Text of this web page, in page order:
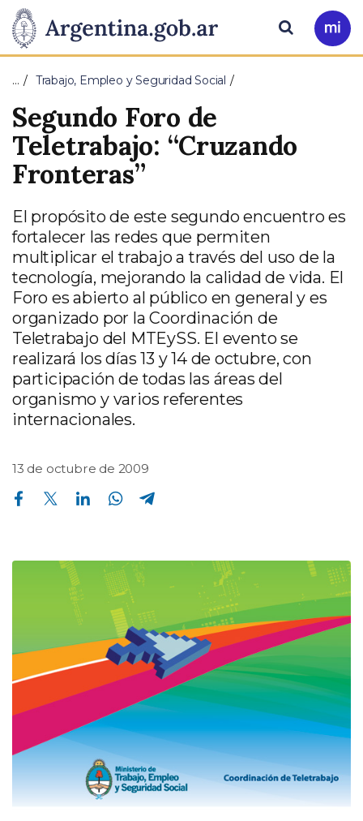
Presidencia
de
la
Nación
Pasar al contenido principal
Ir
a
Buscar
… Trabajo, Empleo y Seguridad Social
Segundo Foro de
Teletrabajo: “Cruzando
Fronteras”
El propósito de este segundo encuentro es
fortalecer las redes que permiten
multiplicar el trabajo a través del uso de la
tecnología, mejorando la calidad de vida. El
Foro es abierto al público en general y es
organizado por la Coordinación de
Teletrabajo del MTEySS. El evento se
realizará los días 13 y 14 de octubre, con
participación de todas las áreas del
organismo y varios referentes
internacionales.
13 de octubre de 2009
Compartir en Facebook Compartir en Twitter Compartir en Linkedin Compartir en Whatsapp